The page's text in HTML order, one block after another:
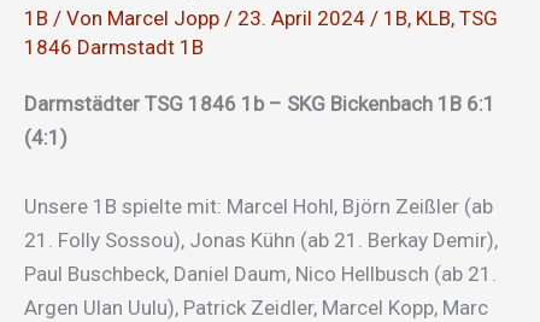
Klassenerhalt
1B / Von Marcel Jopp / 23. April 2024 / 1B, KLB, TSG
1846 Darmstadt 1B
Darmstädter TSG 1846 1b – SKG Bickenbach 1B 6:1
(4:1)
Unsere 1B spielte mit: Marcel Hohl, Björn Zeißler (ab
21. Folly Sossou), Jonas Kühn (ab 21. Berkay Demir),
Paul Buschbeck, Daniel Daum, Nico Hellbusch (ab 21.
Argen Ulan Uulu), Patrick Zeidler, Marcel Kopp, Marc